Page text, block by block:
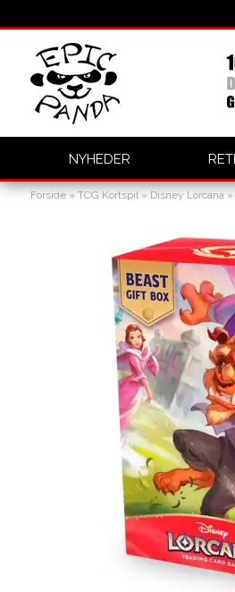
NYHEDER
Forside» TCG Kortspil» Disney Lorcana »